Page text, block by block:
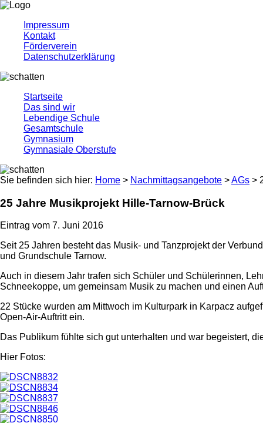
Impressum
Kontakt
Förderverein
Datenschutzerklärung
Startseite
Das sind wir
Lebendige Schule
Gesamtschule
Gymnasium
Gymnasiale Oberstufe
Sie befinden sich hier: Home > Nachmittagsangebote >AGs >
25 Jahre Musikprojekt Hille-Tarnow-Brück
Eintrag vom 7. Juni 2016
Seit 25 Jahren besteht das Musik- und Tanzprojekt der
und Grundschule Tarnow.
Auch in diesem Jahr trafen sich Schüler und Schülerinnen,
Schneekoppe, um gemeinsam Musik zu machen und einen
22 Stücke wurden am Mittwoch im Kulturpark in Karpacz
Open-Air-Auftritt ein.
Das Publikum fühlte sich gut unterhalten und war begeistert,
Hier Fotos: